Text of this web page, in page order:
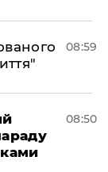
08:59
08:50